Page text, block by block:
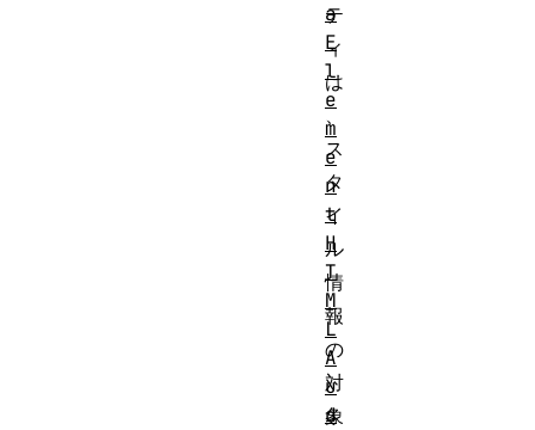
テ
ィ
は
、
ス
タ
イ
ル
情
報
の
対
象
a
E
l
e
m
e
n
t
H
T
M
L
A
u
d